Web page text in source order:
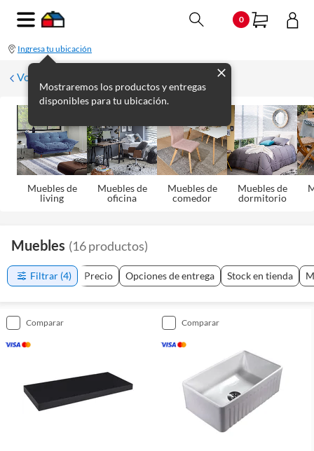
0
Ingresa tu ubicación
Mostraremos los productos y entregas
disponibles para tu ubicación.
Volver
Muebles de
living
Muebles de
oficina
Muebles de
comedor
Muebles de
dormitorio
Muebles (16productos)
Filtrar (4) Precio Opciones de entrega Stock en tienda
comparar comparar